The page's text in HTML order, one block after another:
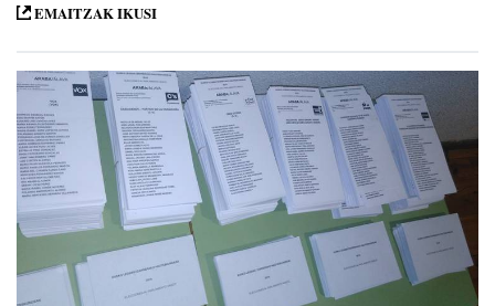
EMAITZAK IKUSI